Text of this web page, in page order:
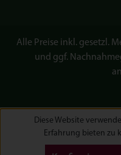
Alle Preise inkl. gesetzl.
und ggf.
Diese Website
Erfahrung bieten zu